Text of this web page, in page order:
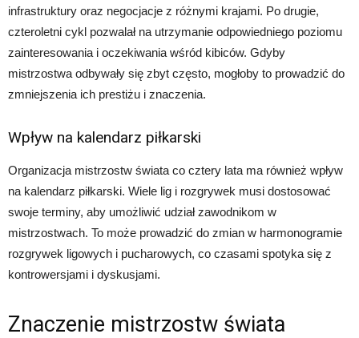
infrastruktury oraz negocjacje z różnymi krajami. Po drugie,
czteroletni cykl pozwalał na utrzymanie odpowiedniego poziomu
zainteresowania i oczekiwania wśród kibiców. Gdyby
mistrzostwa odbywały się zbyt często, mogłoby to prowadzić do
zmniejszenia ich prestiżu i znaczenia.
Wpływ na kalendarz piłkarski
Organizacja mistrzostw świata co cztery lata ma również wpływ
na kalendarz piłkarski. Wiele lig i rozgrywek musi dostosować
swoje terminy, aby umożliwić udział zawodnikom w
mistrzostwach. To może prowadzić do zmian w harmonogramie
rozgrywek ligowych i pucharowych, co czasami spotyka się z
kontrowersjami i dyskusjami.
Znaczenie mistrzostw świata